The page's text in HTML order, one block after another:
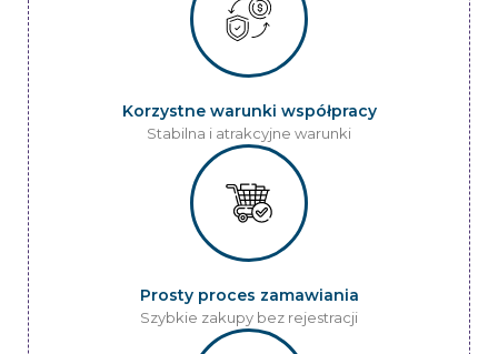
Korzystne warunki współpracy
Stabilna i atrakcyjne warunki
Prosty proces zamawiania
Szybkie zakupy bez rejestracji